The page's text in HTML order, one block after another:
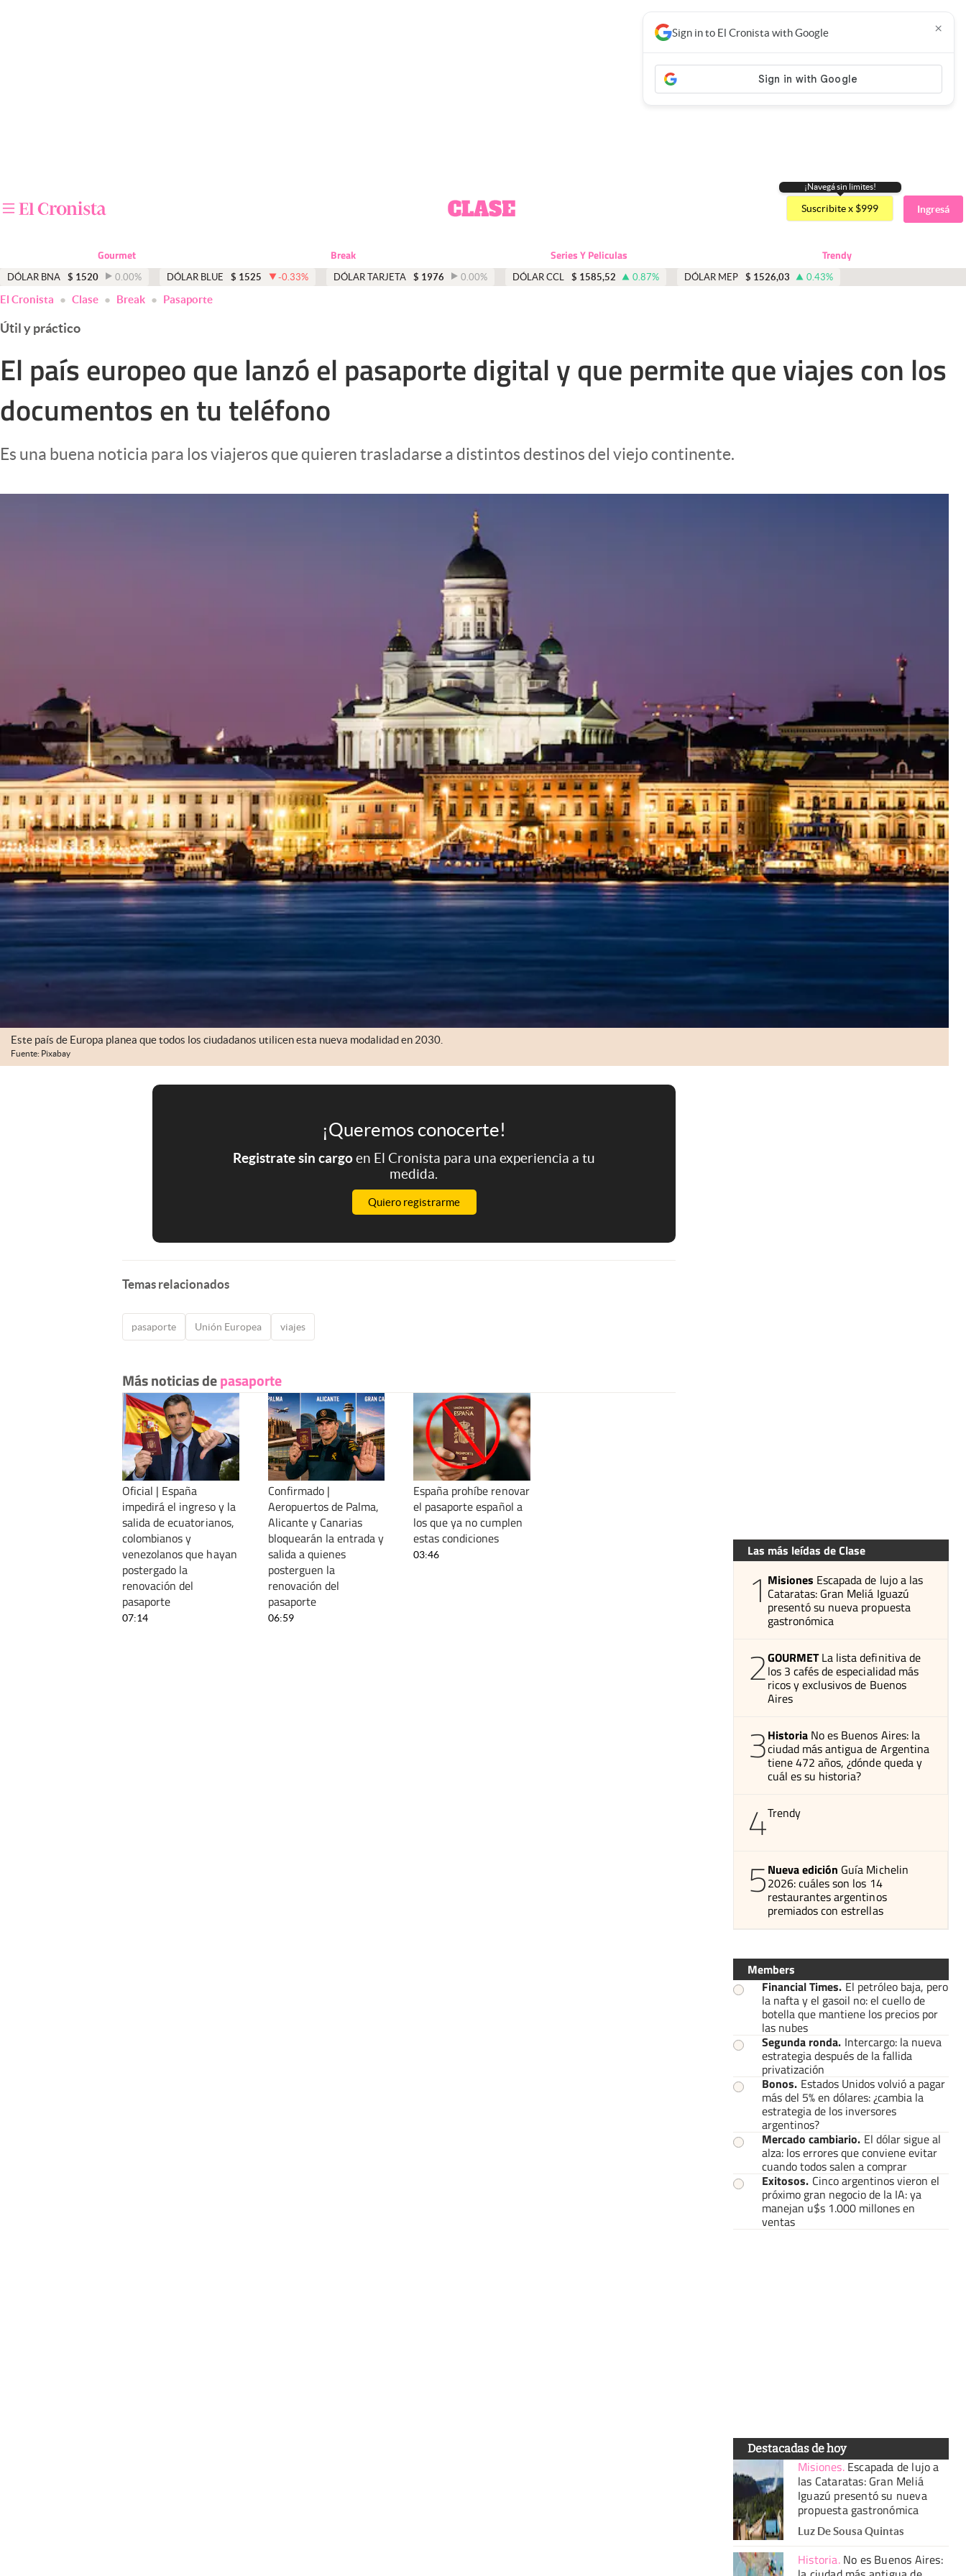
Otras secciones
Apertura
Infotechnology
Mundial 2026
Mediakit
¡Navegá sin limites!
Suscribite x $999 Ingresá
Gourmet Break Series Y Peliculas Trendy
DÓLAR BNA $ 1520 0.00% DÓLAR BLUE $ 1525 -0.33% DÓLAR TARJETA $ 1976 0.00% DÓLAR CCL $ 1585,52 0.87% DÓLAR MEP $ 1526,03 0.43%
Sign in to El Cronista with Google ×
El Cronista Clase Break Pasaporte
Útil y práctico
El país europeo que lanzó el pasaporte digital y que permite que viajes con los
documentos en tu teléfono
Es una buena noticia para los viajeros que quieren trasladarse a distintos destinos del viejo continente.
Este país de Europa planea que todos los ciudadanos utilicen esta nueva modalidad en 2030.
Fuente: Pixabay
¡Queremos conocerte!
Registrate sin cargoen El Cronista para una experiencia a tu
medida.
Quiero registrarme
Temas relacionados
pasaporte Unión Europea viajes
Más noticias depasaporte
Oficial | España
impedirá el ingreso y la
salida de ecuatorianos,
colombianos y
venezolanos que hayan
postergado la
renovación del
pasaporte
07:14
Confirmado |
Aeropuertos de Palma,
Alicante y Canarias
bloquearán la entrada y
salida a quienes
posterguen la
renovación del
pasaporte
06:59
España prohíbe renovar
el pasaporte español a
los que ya no cumplen
estas condiciones
03:46 Las más leídas de Clase
1 Misiones Escapada de lujo a las
Cataratas: Gran Meliá Iguazú
presentó su nueva propuesta
gastronómica
2GOURMET La lista definitiva de
los 3 cafés de especialidad más
ricos y exclusivos de Buenos
Aires
3Historia No es Buenos Aires: la
ciudad más antigua de Argentina
tiene 472 años, ¿dónde queda y
cuál es su historia?
4Trendy
5Nueva edición Guía Michelin
2026: cuáles son los 14
restaurantes argentinos
premiados con estrellas
Members
Financial Times. El petróleo baja, pero
la nafta y el gasoil no: el cuello de
botella que mantiene los precios por
las nubes
Segunda ronda. Intercargo: la nueva
estrategia después de la fallida
privatización
Bonos. Estados Unidos volvió a pagar
más del 5% en dólares: ¿cambia la
estrategia de los inversores
argentinos?
Mercado cambiario. El dólar sigue al
alza: los errores que conviene evitar
cuando todos salen a comprar
Exitosos. Cinco argentinos vieron el
próximo gran negocio de la IA: ya
manejan u$s 1.000 millones en
ventas
Destacadas de hoy
Misiones. Escapada de lujo a
las Cataratas: Gran Meliá
Iguazú presentó su nueva
propuesta gastronómica
Luz De Sousa Quintas
Historia. No es Buenos Aires: